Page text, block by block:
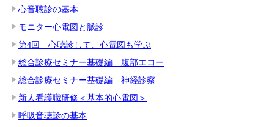
心音聴診の基本
モニター心電図と脈診
第4回 心聴診して、心電図も学ぶ
総合診療セミナー基礎編 腹部エコー
総合診療セミナー基礎編 神経診察
新人看護職研修＜基本的心電図＞
呼吸音聴診の基本